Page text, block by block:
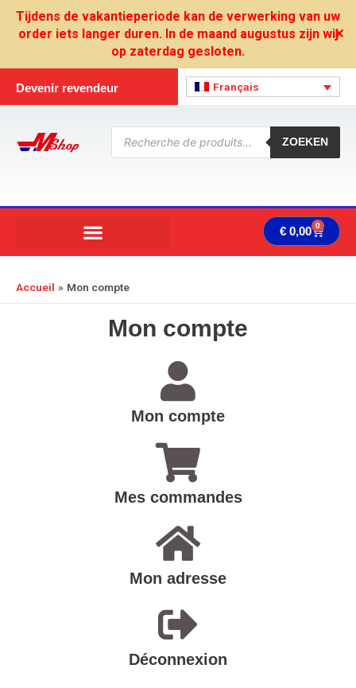
Tijdens de vakantieperiode kan de verwerking van uw
order iets langer duren. In de maand augustus zijn wij
op zaterdag gesloten.
✕
Devenir revendeur Français
Recherche
ZOEKEN
€ 0,00 0
Accueil Mon compte
Mon compte
Mon compte
Mes commandes
Mon adresse
Déconnexion